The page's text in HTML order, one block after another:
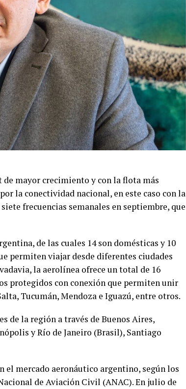
mayor crecimiento y con la flota más
la conectividad nacional, en este caso con la
frecuencias semanales en septiembre, que
de las cuales 14 son domésticas y 10
permiten viajar desde diferentes ciudades
la aerolínea ofrece un total de 16
protegidos con conexión que permiten unir
Tucumán, Mendoza e Iguazú, entre otros.
de la región a través de Buenos Aires,
y Río de Janeiro (Brasil), Santiago
el mercado aeronáutico argentino, según los
de Aviación Civil (ANAC). En julio de